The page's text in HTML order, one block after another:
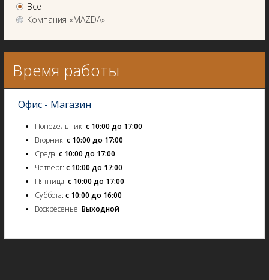
Все
Компания «MAZDA»
Время работы
Офис - Магазин
Понедельник: с 10:00 до 17:00
Вторник: с 10:00 до 17:00
Среда: с 10:00 до 17:00
Четверг: с 10:00 до 17:00
Пятница: с 10:00 до 17:00
Суббота: с 10:00 до 16:00
Воскресенье: Выходной